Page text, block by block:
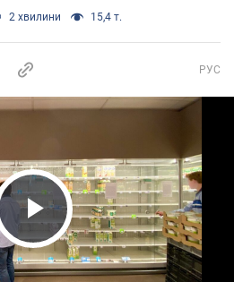
2 хвилини 15,4 т.
РУС
Play Video